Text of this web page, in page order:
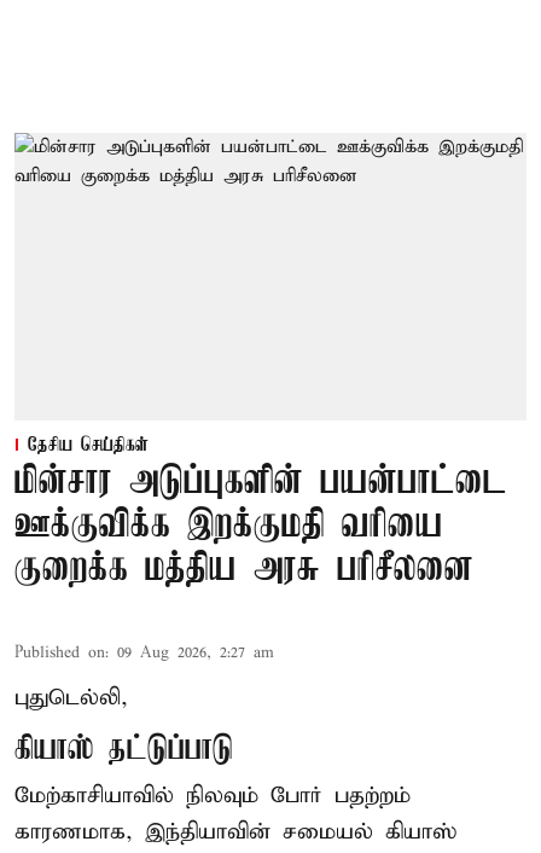
தேசிய செய்திகள்
மின்சார அடுப்புகளின் பயன்பாட்டை
ஊக்குவிக்க இறக்குமதி வரியை
குறைக்க மத்திய அரசு பரிசீலனை
Published on: 09 Aug 2026, 2:27 am
புதுடெல்லி,
கியாஸ் தட்டுப்பாடு
மேற்காசியாவில் நிலவும் போர் பதற்றம்
காரணமாக, இந்தியாவின் சமையல் கியாஸ்